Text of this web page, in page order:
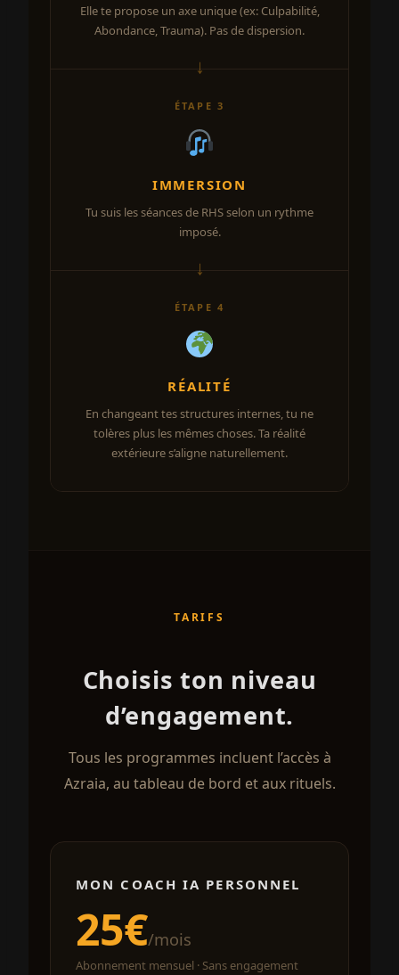
Elle te propose un axe unique (ex: Culpabilité,
Abondance, Trauma). Pas de dispersion.
ÉTAPE 3
IMMERSION
Tu suis les séances de RHS selon un rythme
imposé.
ÉTAPE 4
RÉALITÉ
En changeant tes structures internes, tu ne
tolères plus les mêmes choses. Ta réalité
extérieure s’aligne naturellement.
TARIFS
Choisis ton niveau
d’engagement.
Tous les programmes incluent l’accès à
Azraia, au tableau de bord et aux rituels.
MON COACH IA PERSONNEL
25€/mois
Abonnement mensuel · Sans engagement